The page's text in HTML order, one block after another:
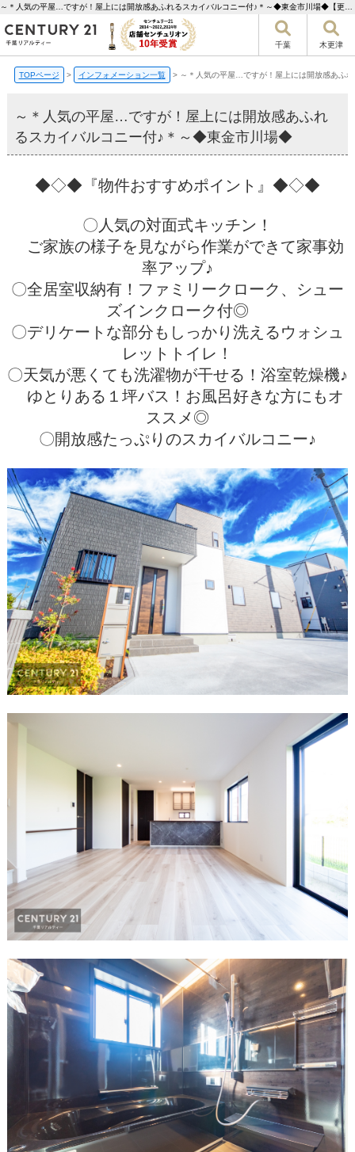
千葉 木更津
TOPページ > インフォメーション一覧 > ～＊人気の平屋…ですが！屋上には開放感あふ
～＊人気の平屋…ですが！屋上には開放感あふれ
るスカイバルコニー付♪＊～◆東金市川場◆
◆◇◆『物件おすすめポイント』◆◇◆
〇人気の対面式キッチン！
ご家族の様子を見ながら作業ができて家事効
率アップ♪
〇全居室収納有！ファミリークローク、シュー
ズインクローク付◎
〇デリケートな部分もしっかり洗えるウォシュ
レットトイレ！
〇天気が悪くても洗濯物が干せる！浴室乾燥機♪
ゆとりある１坪バス！お風呂好きな方にもオ
ススメ◎
〇開放感たっぷりのスカイバルコニー♪